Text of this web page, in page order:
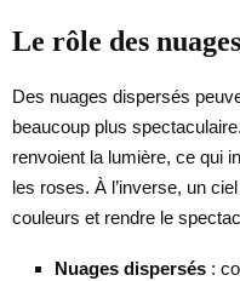
Le rôle des
Des nuages dispersés
beaucoup plus
renvoient la lumière, ce qui
les roses. À l’inverse, un
couleurs et rendre le
Nuages dispersés :